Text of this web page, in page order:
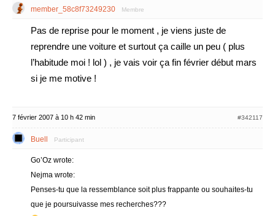
member_58c8f73249230 Membre
Pas de reprise pour le moment , je viens juste de
reprendre une voiture et surtout ça caille un peu ( plus
l’habitude moi ! lol ) , je vais voir ça fin février début mars
si je me motive !
7 février 2007 à 10 h 42 min #342117
Buell Participant
Go’Oz wrote:
Nejma wrote:
Penses-tu que la ressemblance soit plus frappante ou souhaites-tu
que je poursuivasse mes recherches???